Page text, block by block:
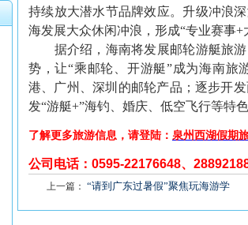
持续放大潜水节品牌效应。升级冲浪
海发展大众休闲冲浪，形成“专业赛事+
据介绍，海南将发展邮轮游艇旅游
势，让“乘邮轮、开游艇”成为海南旅
港、广州、深圳的邮轮产品；逐步开
发“游艇+”海钓、婚庆、低空飞行等特色
了解更多旅游信息，请登陆： 泉州西湖假期
公司电话： 0595-22176648、
上一篇： “请到广东过暑假”聚焦玩海游学